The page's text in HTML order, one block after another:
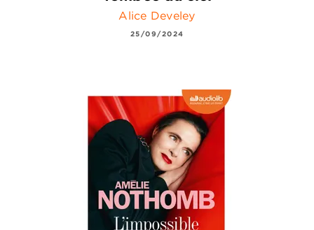
Alice Develey
25/09/2024